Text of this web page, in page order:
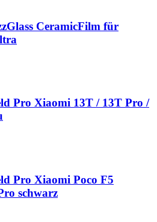
CeramicFilm für
Pro Xiaomi 13T / 13T Pro /
Pro Xiaomi Poco F5
schwarz